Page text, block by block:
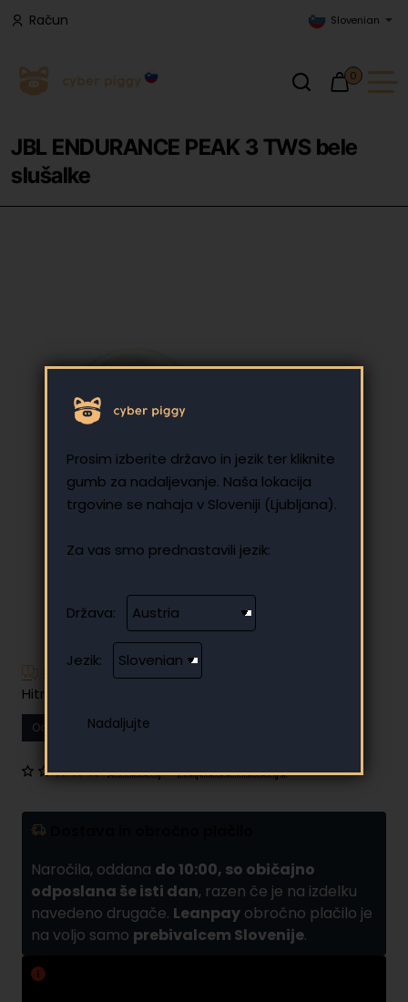
Prosim izberite državo in jezik ter kliknite
gumb za nadaljevanje. Naša lokacija
trgovine se nahaja v Sloveniji (Ljubljana).
Za vas smo prednastavili jezik:
Država:
Jezik:
Račun Slovenian
0
JBL ENDURANCE PEAK 3 TWS bele
slušalke
Imate dodatna vprašanja?
Hitro in enostavno obročno plačilo
Od 18.49 € Vaš mesečni obrok
Naročila, oddana do 10:00, so običajno
odposlana še isti dan, razen če je na izdelku
navedeno drugače. Leanpay obročno plačilo je
na voljo samo prebivalcem Slovenije.
0 mnenj • Napišite mnenje